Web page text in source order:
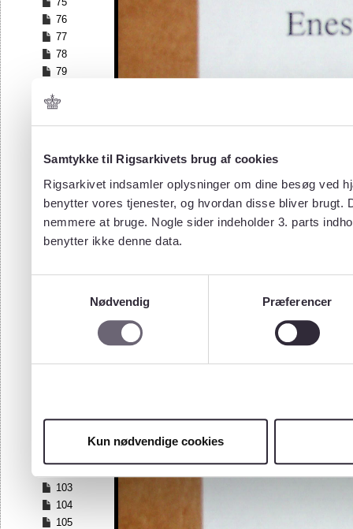
Samtykke til Rigsarkivets brug af cookies
Rigsarkivet indsamler oplysninger om dine besøg ved
benytter vores tjenester, og hvordan disse bliver
nemmere at bruge. Nogle sider indeholder 3. parts
benytter ikke denne data.
Nødvendig
Præferencer
Kun nødvendige cookies
76
77
78
79
81
82
84
86
87
88
89
96
99
103
104
105